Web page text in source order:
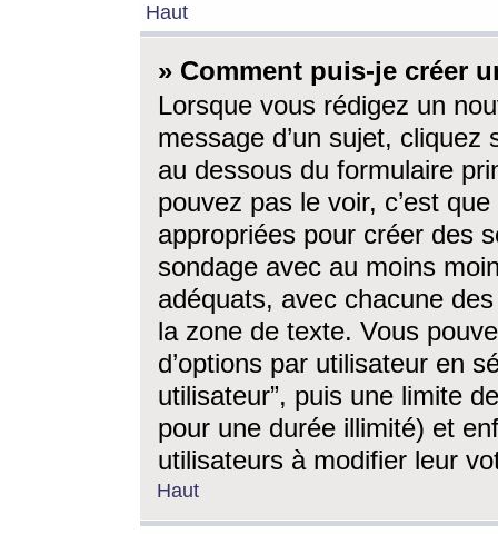
Haut
» Comment puis-je créer
Lorsque vous rédigez un
message d’un sujet, cliquez
au dessous du formulaire
pouvez pas le voir, c’est
appropriées pour créer des
sondage avec au moins
adéquats, avec chacune
la zone de texte. Vous
d’options par utilisateur en
utilisateur”, puis une limite
pour une durée illimité) et
utilisateurs à modifier leur
Haut